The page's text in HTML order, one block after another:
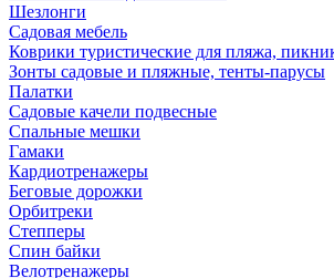
Шезлонги
Садовая мебель
Коврики туристические для пляжа,
Зонты садовые и пляжные, тенты-парусы
Палатки
Садовые качели подвесные
Спальные мешки
Гамаки
Кардиотренажеры
Беговые дорожки
Орбитреки
Степперы
Спин байки
Велотренажеры